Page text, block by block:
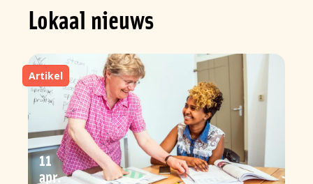
Lokaal nieuws
Artikel
11
apr